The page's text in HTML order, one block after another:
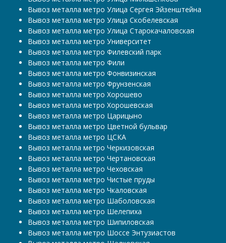
Вывоз металла метро Улица Сергея Эйзенштейна
Вывоз металла метро Улица Скобелевская
Вывоз металла метро Улица Старокачаловская
Вывоз металла метро Университет
Вывоз металла метро Филевский парк
Вывоз металла метро Фили
Вывоз металла метро Фонвизинская
Вывоз металла метро Фрунзенская
Вывоз металла метро Хорошево
Вывоз металла метро Хорошевская
Вывоз металла метро Царицыно
Вывоз металла метро Цветной бульвар
Вывоз металла метро ЦСКА
Вывоз металла метро Черкизовская
Вывоз металла метро Чертановская
Вывоз металла метро Чеховская
Вывоз металла метро Чистые пруды
Вывоз металла метро Чкаловская
Вывоз металла метро Шаболовская
Вывоз металла метро Шелепиха
Вывоз металла метро Шипиловская
Вывоз металла метро Шоссе Энтузиастов